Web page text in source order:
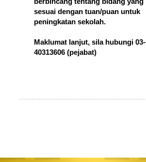
sesuai dengan tuan/puan untuk
peningkatan sekolah.
Maklumat lanjut, sila hubungi 03-
40313606 (pejabat)